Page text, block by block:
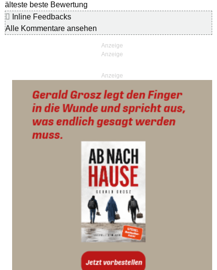
älteste beste Bewertung
Inline Feedbacks
Alle Kommentare ansehen
Anzeige